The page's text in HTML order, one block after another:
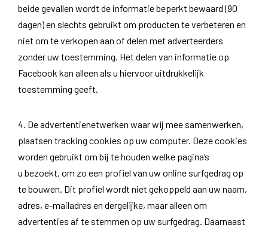
beide gevallen wordt de informatie beperkt bewaard (90
dagen) en slechts gebruikt om producten te verbeteren en
niet om te verkopen aan of delen met adverteerders
zonder uw toestemming. Het delen van informatie op
Facebook kan alleen als u hiervoor uitdrukkelijk
toestemming geeft.
4. De advertentienetwerken waar wij mee samenwerken,
plaatsen tracking cookies op uw computer. Deze cookies
worden gebruikt om bij te houden welke pagina’s
u bezoekt, om zo een profiel van uw online surfgedrag op
te bouwen. Dit profiel wordt niet gekoppeld aan uw naam,
adres, e-mailadres en dergelijke, maar alleen om
advertenties af te stemmen op uw surfgedrag. Daarnaast